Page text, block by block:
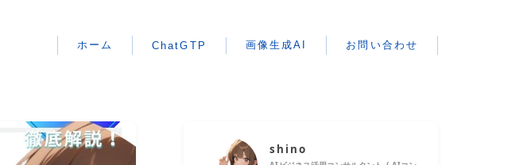
ホーム ChatGTP 画像生成AI お問い合わせ
shino